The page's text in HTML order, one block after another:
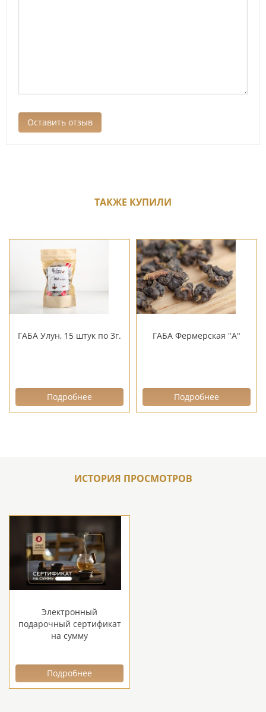
ТАКЖЕ КУПИЛИ
ГАБА Улун, 15 штук по 3г.
Подробнее
ГАБА Фермерская "А"
Подробнее
ИСТОРИЯ ПРОСМОТРОВ
Электронный
подарочный сертификат
на сумму
Подробнее